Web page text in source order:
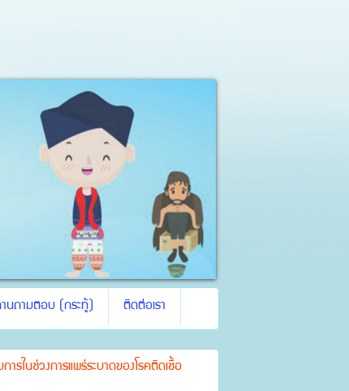
านถามตอบ (กระทู้) ติดต่อเรา
ในช่วงการแพร่ระบาดของโรคติดเชื้อ